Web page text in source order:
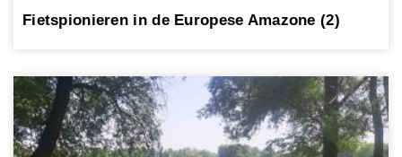
Fietspionieren in de Europese Amazone (2)